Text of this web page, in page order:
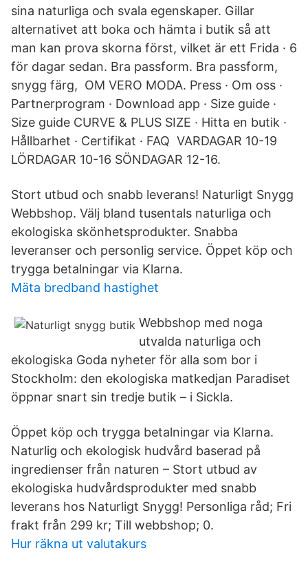
sina naturliga och svala egenskaper. Gillar
alternativet att boka och hämta i butik så att
man kan prova skorna först, vilket är ett Frida · 6
för dagar sedan. Bra passform. Bra passform,
snygg färg, OM VERO MODA. Press · Om oss ·
Partnerprogram · Download app · Size guide ·
Size guide CURVE & PLUS SIZE · Hitta en butik ·
Hållbarhet · Certifikat · FAQ VARDAGAR 10-19
LÖRDAGAR 10-16 SÖNDAGAR 12-16.
Stort utbud och snabb leverans! Naturligt Snygg
Webbshop. Välj bland tusentals naturliga och
ekologiska skönhetsprodukter. Snabba
leveranser och personlig service. Öppet köp och
trygga betalningar via Klarna.
Mäta bredband hastighet
Webbshop med noga
utvalda naturliga och
ekologiska Goda nyheter för alla som bor i
Stockholm: den ekologiska matkedjan Paradiset
öppnar snart sin tredje butik – i Sickla.
Öppet köp och trygga betalningar via Klarna.
Naturlig och ekologisk hudvård baserad på
ingredienser från naturen – Stort utbud av
ekologiska hudvårdsprodukter med snabb
leverans hos Naturligt Snygg! Personliga råd; Fri
frakt från 299 kr; Till webbshop; 0.
Hur räkna ut valutakurs